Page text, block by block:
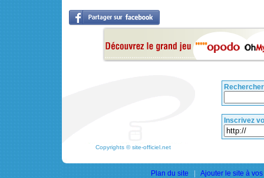
Copyrights © site-officiel.net
Inscrivez
Plan du site Ajouter le site à